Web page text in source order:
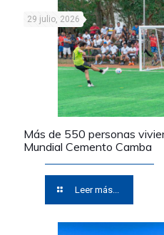
29 julio, 2026
Más de 550 personas
Mundial Cemento Camba
Leer más...